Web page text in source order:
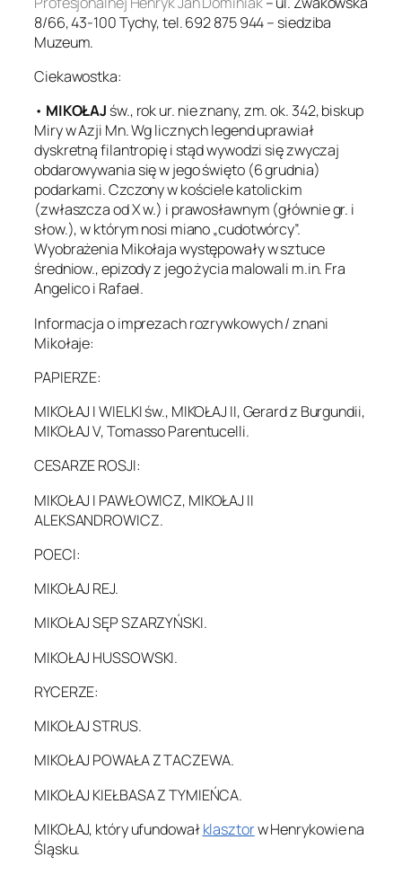
8/66, 43-100 Tychy, tel. 692 875 944 – siedziba
Muzeum.
Ciekawostka:
• MIKOŁAJ św., rok ur. nie znany, zm. ok. 342, biskup
Miry w Azji Mn. Wg licznych legend uprawiał
dyskretną filantropię i stąd wywodzi się zwyczaj
obdarowywania się w jego święto (6 grudnia)
podarkami. Czczony w kościele katolickim
(zwłaszcza od X w.) i prawosławnym (głównie gr. i
słow.), w którym nosi miano „cudotwórcy”.
Wyobrażenia Mikołaja występowały w sztuce
średniow., epizody z jego życia malowali m.in. Fra
Angelico i Rafael.
Informacja o imprezach rozrywkowych / znani
Mikołaje:
PAPIERZE:
MIKOŁAJ I WIELKI św., MIKOŁAJ II, Gerard z Burgundii,
MIKOŁAJ V, Tomasso Parentucelli.
CESARZE ROSJI:
MIKOŁAJ I PAWŁOWICZ, MIKOŁAJ II
ALEKSANDROWICZ.
POECI:
MIKOŁAJ REJ.
MIKOŁAJ SĘP SZARZYŃSKI.
MIKOŁAJ HUSSOWSKI.
RYCERZE:
MIKOŁAJ STRUS.
MIKOŁAJ POWAŁA Z TACZEWA.
MIKOŁAJ KIEŁBASA Z TYMIEŃCA.
MIKOŁAJ, który ufundowałklasztorw Henrykowie na
Śląsku.